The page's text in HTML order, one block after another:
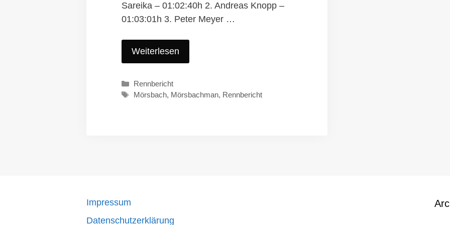
Sareika – 01:02:40h 2. Andreas Knopp –
01:03:01h 3. Peter Meyer …
Weiterlesen
Kategorien
Rennbericht
Schlagwörter
Mörsbach, Mörsbachman, Rennbericht
Impressum
Datenschutzerklärung